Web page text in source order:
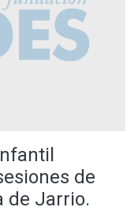
de
de Jarrio.